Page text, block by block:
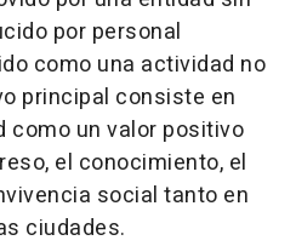
por personal
como una actividad no
principal consiste en
como un valor positivo
el conocimiento, el
social tanto en
ciudades.